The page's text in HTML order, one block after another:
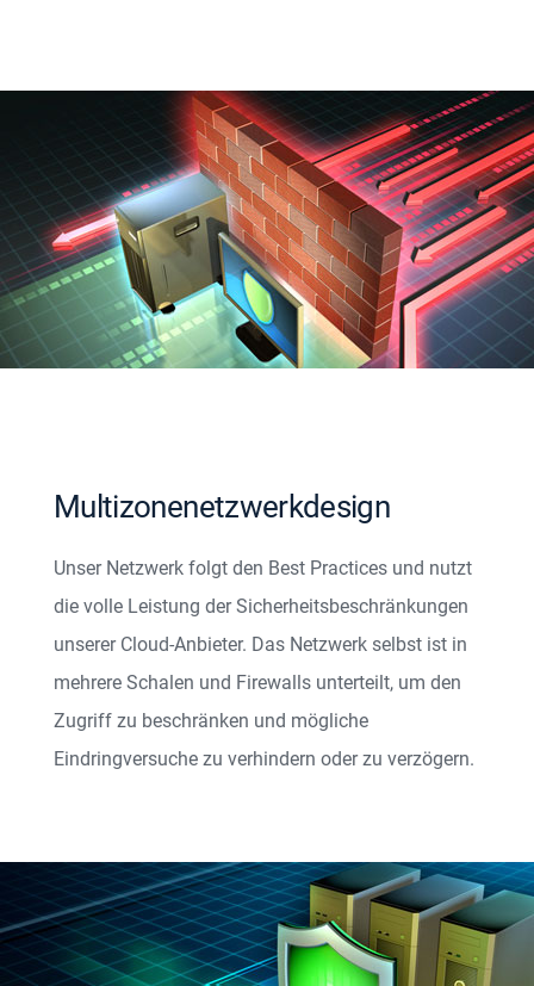
Multizonenetzwerkdesign
Unser Netzwerk folgt den Best Practices und nutzt
die volle Leistung der Sicherheitsbeschränkungen
unserer Cloud-Anbieter. Das Netzwerk selbst ist in
mehrere Schalen und Firewalls unterteilt, um den
Zugriff zu beschränken und mögliche
Eindringversuche zu verhindern oder zu verzögern.